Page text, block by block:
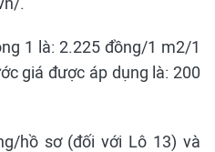
1 là: 2.225 đồng/1 m2/1
giá được áp dụng là: 200
hồ sơ (đối với Lô 13) và